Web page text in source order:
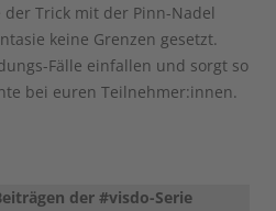
Trick mit der Pinn-Nadel
keine Grenzen gesetzt.
Fälle einfallen und sorgt so
bei euren Teilnehmer:innen.
der #visdo-Serie